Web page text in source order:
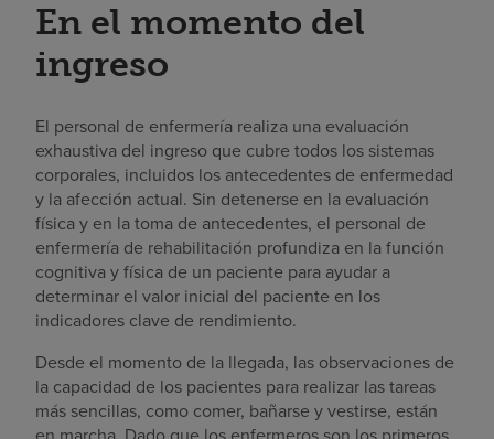
En el momento del
ingreso
El personal de enfermería realiza una evaluación
exhaustiva del ingreso que cubre todos los sistemas
corporales, incluidos los antecedentes de enfermedad
y la afección actual. Sin detenerse en la evaluación
física y en la toma de antecedentes, el personal de
enfermería de rehabilitación profundiza en la función
cognitiva y física de un paciente para ayudar a
determinar el valor inicial del paciente en los
indicadores clave de rendimiento.
Desde el momento de la llegada, las observaciones de
la capacidad de los pacientes para realizar las tareas
más sencillas, como comer, bañarse y vestirse, están